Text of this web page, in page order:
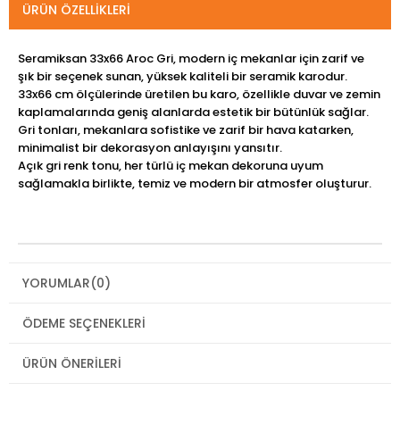
ÜRÜN ÖZELLIKLERI
Seramiksan 33x66 Aroc Gri, modern iç mekanlar için zarif ve
şık bir seçenek sunan, yüksek kaliteli bir seramik karodur.
33x66 cm ölçülerinde üretilen bu karo, özellikle duvar ve zemin
kaplamalarında geniş alanlarda estetik bir bütünlük sağlar.
Gri tonları, mekanlara sofistike ve zarif bir hava katarken,
minimalist bir dekorasyon anlayışını yansıtır.
Açık gri renk tonu, her türlü iç mekan dekoruna uyum
sağlamakla birlikte, temiz ve modern bir atmosfer oluşturur.
YORUMLAR(0)
ÖDEME SEÇENEKLERI
ÜRÜN ÖNERILERI